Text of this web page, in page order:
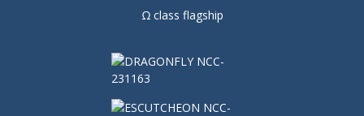
Ω class flagship